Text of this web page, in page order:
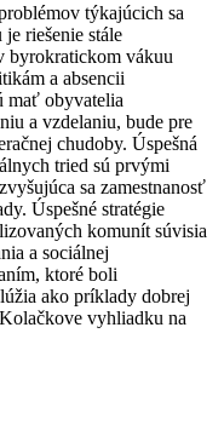
týkajúcich sa
riešenie stále
byrokratickom vákuu
a absencii
mať obyvatelia
a vzdelaniu, bude pre
chudoby. Úspešná
tried sú prvými
sa zamestnanosť
Úspešné stratégie
komunít súvisia
a sociálnej
ktoré boli
ako príklady dobrej
vyhliadku na